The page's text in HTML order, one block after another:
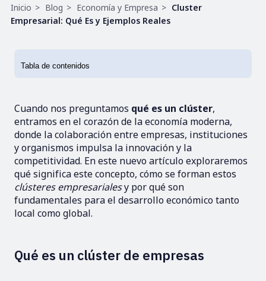
Ruta
de
Inicio Blog Economía y Empresa
Cluster
Empresarial: Qué Es y Ejemplos Reales
Cuando nos preguntamos qué es un clúster,
entramos en el corazón de la economía moderna,
donde la colaboración entre empresas, instituciones
y organismos impulsa la innovación y la
competitividad. En este nuevo artículo exploraremos
qué significa este concepto, cómo se forman estos
clústeres empresarialesy por qué son
fundamentales para el desarrollo económico tanto
local como global.
Qué es un clúster de empresas